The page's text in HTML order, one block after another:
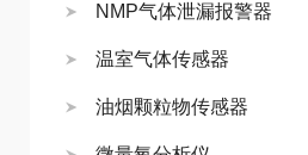
NMP气体泄漏报警器
温室气体传感器
油烟颗粒物传感器